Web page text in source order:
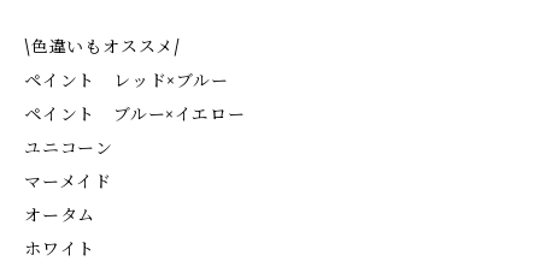
\色違いもオススメ/
ペイント レッド×ブルー
ペイント ブルー×イエロー
ユニコーン
マーメイド
オータム
ホワイト